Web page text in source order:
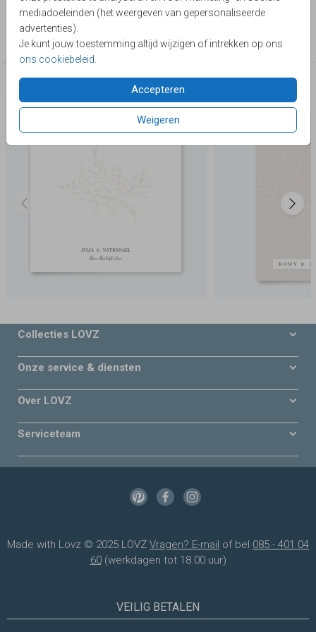
mediadoeleinden (het weergeven van gepersonaliseerde
advertenties).
Je kunt jouw toestemming altijd wijzigen of intrekken op ons
ons cookiebeleid
Accepteren
Weigeren
Lievez
Collectie
Chique & Klassiek
Deze producten zijn wellicht ook iets voor je
Collecties LOVZ
Onze service & diensten
Over LOVZ
Serviceteam
Made with Lovz © 2025 LOVZ Vragen? E-mail of bel 085 - 401 04
60(werkdagen tot 18.00 uur)
VEILIG BETALEN